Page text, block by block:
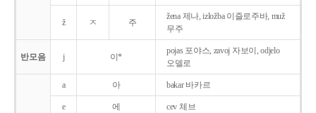
ž ㅈ 주
žena 제나, izložba 이즐로주바, muž
무주
반모음 j 이*
pojas 포야스, zavoj 자보이, odjelo
오델로
a 아 bakar 바카르
e 에 cev 체브